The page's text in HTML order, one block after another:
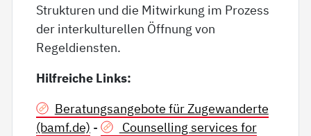
Strukturen und die Mitwirkung im Prozess
der interkulturellen Öffnung von
Regeldiensten.
Hilfreiche Links:
Beratungsangebote für Zugewanderte
(bamf.de) -
Counselling services for